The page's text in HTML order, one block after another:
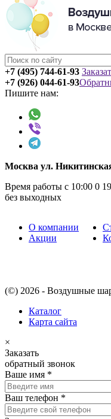
+7 (495) 744-61-93
+7 (926) 044-61-93
Пишите нам:
Москва ул.
Время работы с 10:00 0
без выходных
О компании
Акции
(©) 2026 - Воздушные
Каталог
Карта сайта
×
Заказать
обратный звонок
Ваше имя *
Ваш телефон *